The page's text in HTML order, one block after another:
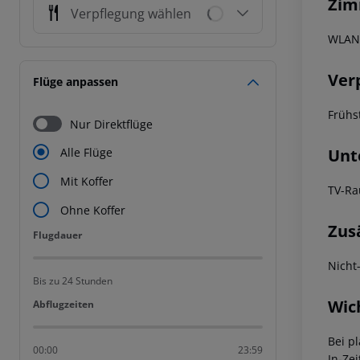
Verpflegung wählen
Flüge anpassen
Nur Direktflüge
Alle Flüge
Mit Koffer
Ohne Koffer
Flugdauer
Flugdauer
Bis zu 24 Stunden
Abflugzeiten
Abflugzeiten
00:00 23:59
TV-
Bei